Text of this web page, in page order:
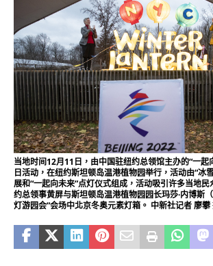
当地时间12月11日，由中国驻纽约总领馆主办的“一起
日活动，在纽约斯坦顿岛温港植物园举行，活动由“冰
展和“一起向未来”点灯仪式组成，活动吸引许多当地
约总领事黄屏与斯坦顿岛温港植物园园长玛莎·内博斯
灯游园会”会场中北京冬奥元素灯箱。 中新社记者 廖攀